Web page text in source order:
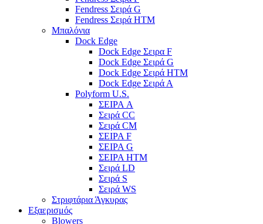
Fendress Σειρά G
Fendress Σειρά HTM
Μπαλόνια
Dock Edge
Dock Edge Σειρα F
Dock Edge Σειρά G
Dock Edge Σειρά HTM
Dock Edge Σειρά Α
Polyform U.S.
ΣΕΙΡΑ A
Σειρά CC
Σειρά CM
ΣΕΙΡΑ F
ΣΕΙΡΑ G
ΣΕΙΡΑ HTM
Σειρά LD
Σειρά S
Σειρά WS
Στριφτάρια Άγκυρας
Εξαερισμός
Blowers